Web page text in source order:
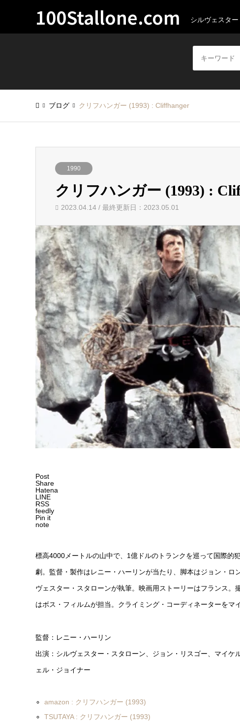
100Stallone.com シルヴェスタ
ブログ クリフハンガー (1993) : Cliffhanger
1990
クリフハンガー (1993) :
2023.04.14 / 最終更新日：2023.05.01
Post
Share
Hatena
LINE
RSS
feedly
Pin it
note
標高4000メートルの山中で、1億ドルのトランクを巡って国際的
劇。監督・製作はレニー・ハーリンが当たり、脚本はジョン・
ヴェスター・スタローンが執筆。映画用ストーリーはフランス
はボス・フィルムが担当。クライミング・コーディネーターをマ
監督：レニー・ハーリン
出演：シルヴェスター・スタローン、ジョン・リスゴー、マイ
ェル・ジョイナー
amazon : クリフハンガー (1993)
TSUTAYA : クリフハンガー (1993)